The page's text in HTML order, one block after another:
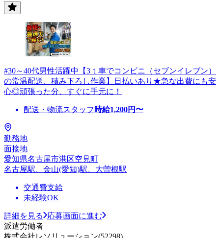
#30～40代男性活躍中【3ｔ車でコンビニ（セブンイレブン）
の常温配送、積み下ろし作業】日払いあり★急な出費にも安
心◎頑張った分、すぐに手元に！
配送・物流スタッフ 時給1,200円〜
勤務地
面接地
愛知県名古屋市港区空見町
名古屋駅、金山(愛知)駅、大曽根駅
交通費支給
未経験OK
詳細を見る
応募画面に進む
派遣労働者
株式会社レソリューション(52298)